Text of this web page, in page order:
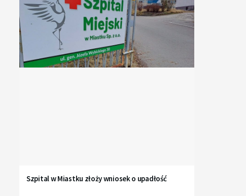
Szpital w Miastku złoży wniosek o upadłość